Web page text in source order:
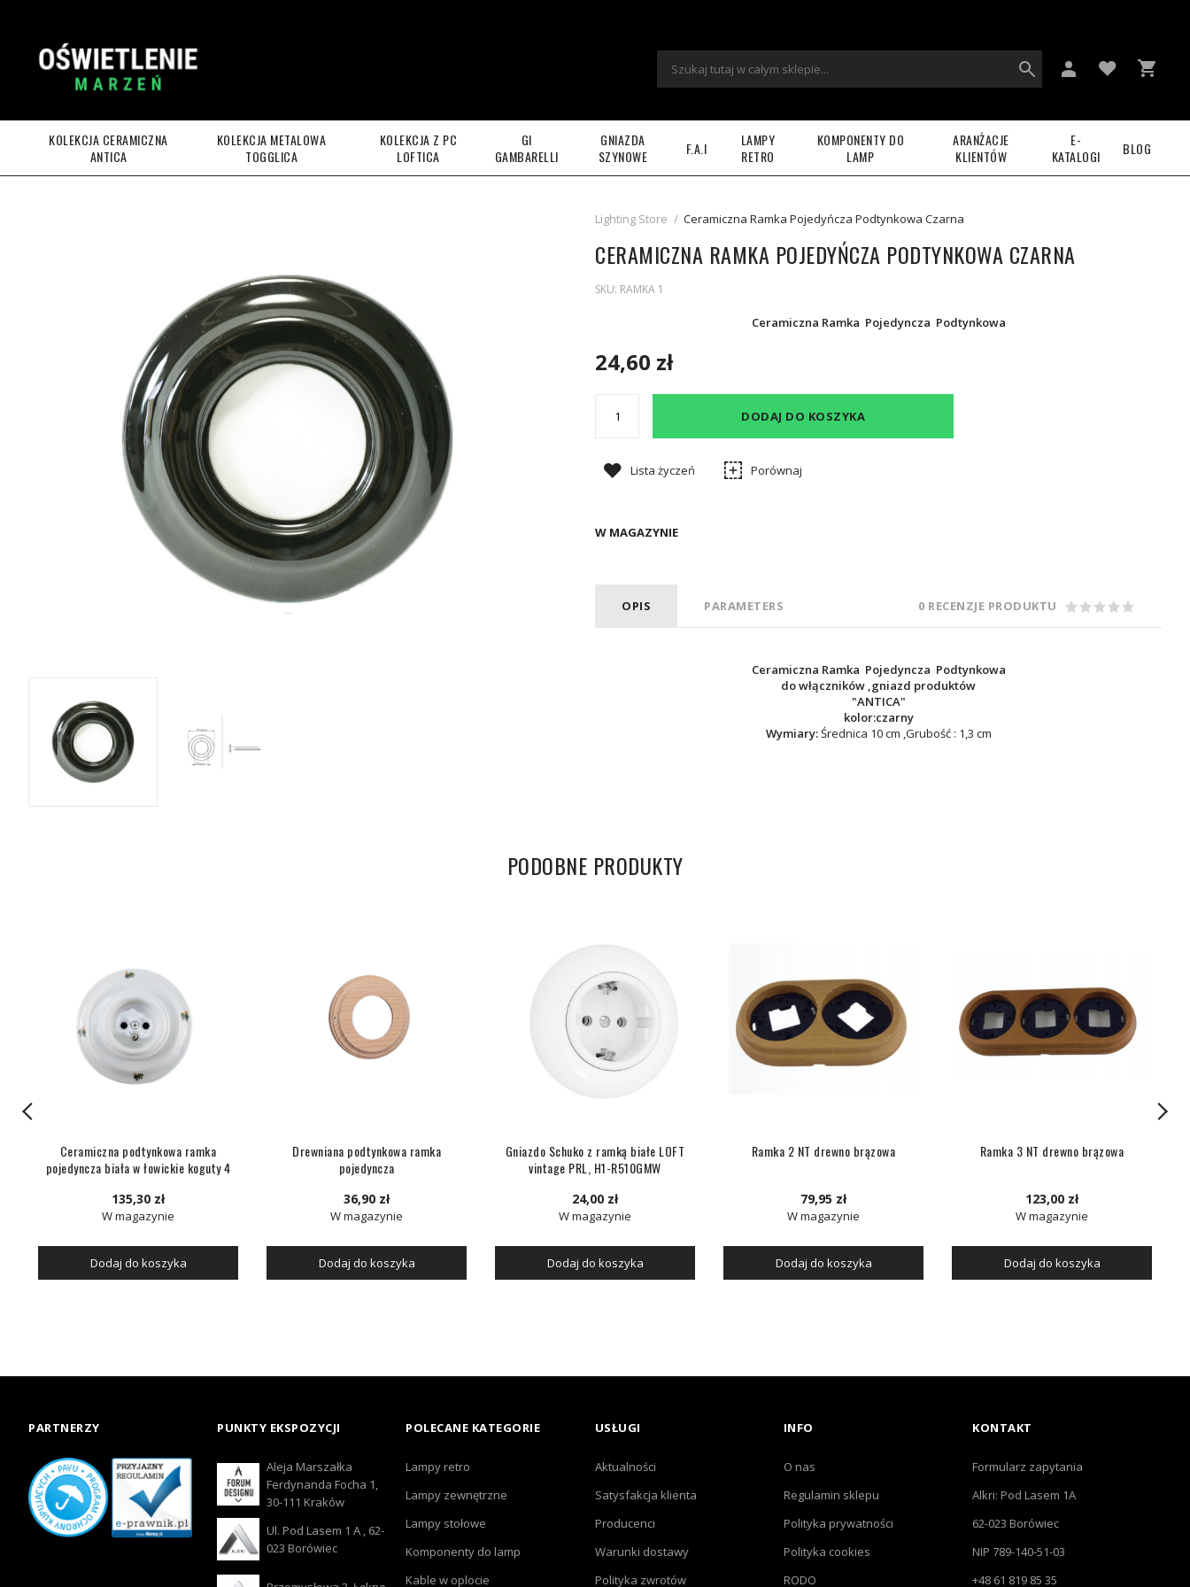
KOLEKCJA CERAMICZNA
ANTICA
KOLEKCJA METALOWA
TOGGLICA
KOLEKCJA Z PC
LOFTICA
GI
GAMBARELLI
GNIAZDA
SZYNOWE
F.A.I
LAMPY
RETRO
KOMPONENTY DO
LAMP
ARANŻACJE
KLIENTÓW
E-
KATALOGI
BLOG
Lighting Store / Ceramiczna Ramka Pojedyńcza Podtynkowa Czarna
CERAMICZNA RAMKA POJEDYŃCZA PODTYNKOWA CZARNA
SKU: RAMKA 1
Ceramiczna Ramka Pojedyncza Podtynkowa
24,60 zł
DODAJ DO KOSZYKA
Lista życzeń Porównaj
W MAGAZYNIE
OPIS PARAMETERS 0 RECENZJE PRODUKTU
Ceramiczna Ramka Pojedyncza Podtynkowa
do włączników ,gniazd produktów
"ANTICA"
kolor:czarny
Wymiary:Średnica 10 cm ,Grubość : 1,3 cm
PODOBNE PRODUKTY
Ceramiczna podtynkowa ramka
pojedyncza biała w łowickie koguty 4
135,30 zł
W magazynie
Dodaj do koszyka
Drewniana podtynkowa ramka
pojedyncza
36,90 zł
W magazynie
Dodaj do koszyka
Gniazdo Schuko z ramką białe LOFT
vintage PRL, H1-R510GMW
24,00 zł
W magazynie
Dodaj do koszyka
Ramka 2 NT drewno brązowa
79,95 zł
W magazynie
Dodaj do koszyka
Ramka 3 NT drewno brązowa
123,00 zł
W magazynie
Dodaj do koszyka
PARTNERZY PUNKTY EKSPOZYCJI
Aleja Marszałka
Ferdynanda Focha 1,
30-111 Kraków
Ul. Pod Lasem 1 A , 62-
023 Borówiec
POLECANE KATEGORIE
Lampy retro
Lampy zewnętrzne
Lampy stołowe
Komponenty do lamp
Kable w oplocie
USŁUGI
Aktualności
Satysfakcja klienta
Producenci
Warunki dostawy
Polityka zwrotów
INFO
O nas
Regulamin sklepu
Polityka prywatności
Polityka cookies
RODO
KONTAKT
Formularz zapytania
Alkri: Pod Lasem 1A
62-023 Borówiec
NIP 789-140-51-03
+48 61 819 85 35